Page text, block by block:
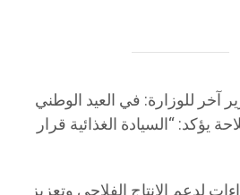
آخر للوزارة: في العيد الوطني
يؤكد: “السيادة الغذائية قرار